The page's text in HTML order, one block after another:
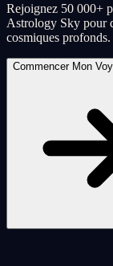
Rejoignez 50 000+
Astrology Sky pour
cosmiques profonds.
Commencer Mon